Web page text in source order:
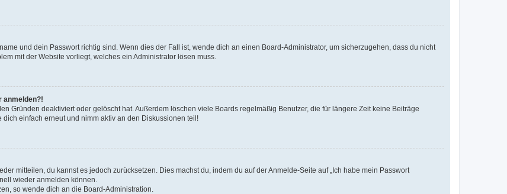
und dein Passwort richtig sind. Wenn dies der Fall ist, wende dich an einen Board-Administrator, um sicherzugehen, dass du nicht
mit der Website vorliegt, welches ein Administrator lösen muss.
anmelden?!
Gründen deaktiviert oder gelöscht hat. Außerdem löschen viele Boards regelmäßig Benutzer, die für längere Zeit keine Beiträge
einfach erneut und nimm aktiv an den Diskussionen teil!
mitteilen, du kannst es jedoch zurücksetzen. Dies machst du, indem du auf der Anmelde-Seite auf „Ich habe mein Passwort
wieder anmelden können.
so wende dich an die Board-Administration.